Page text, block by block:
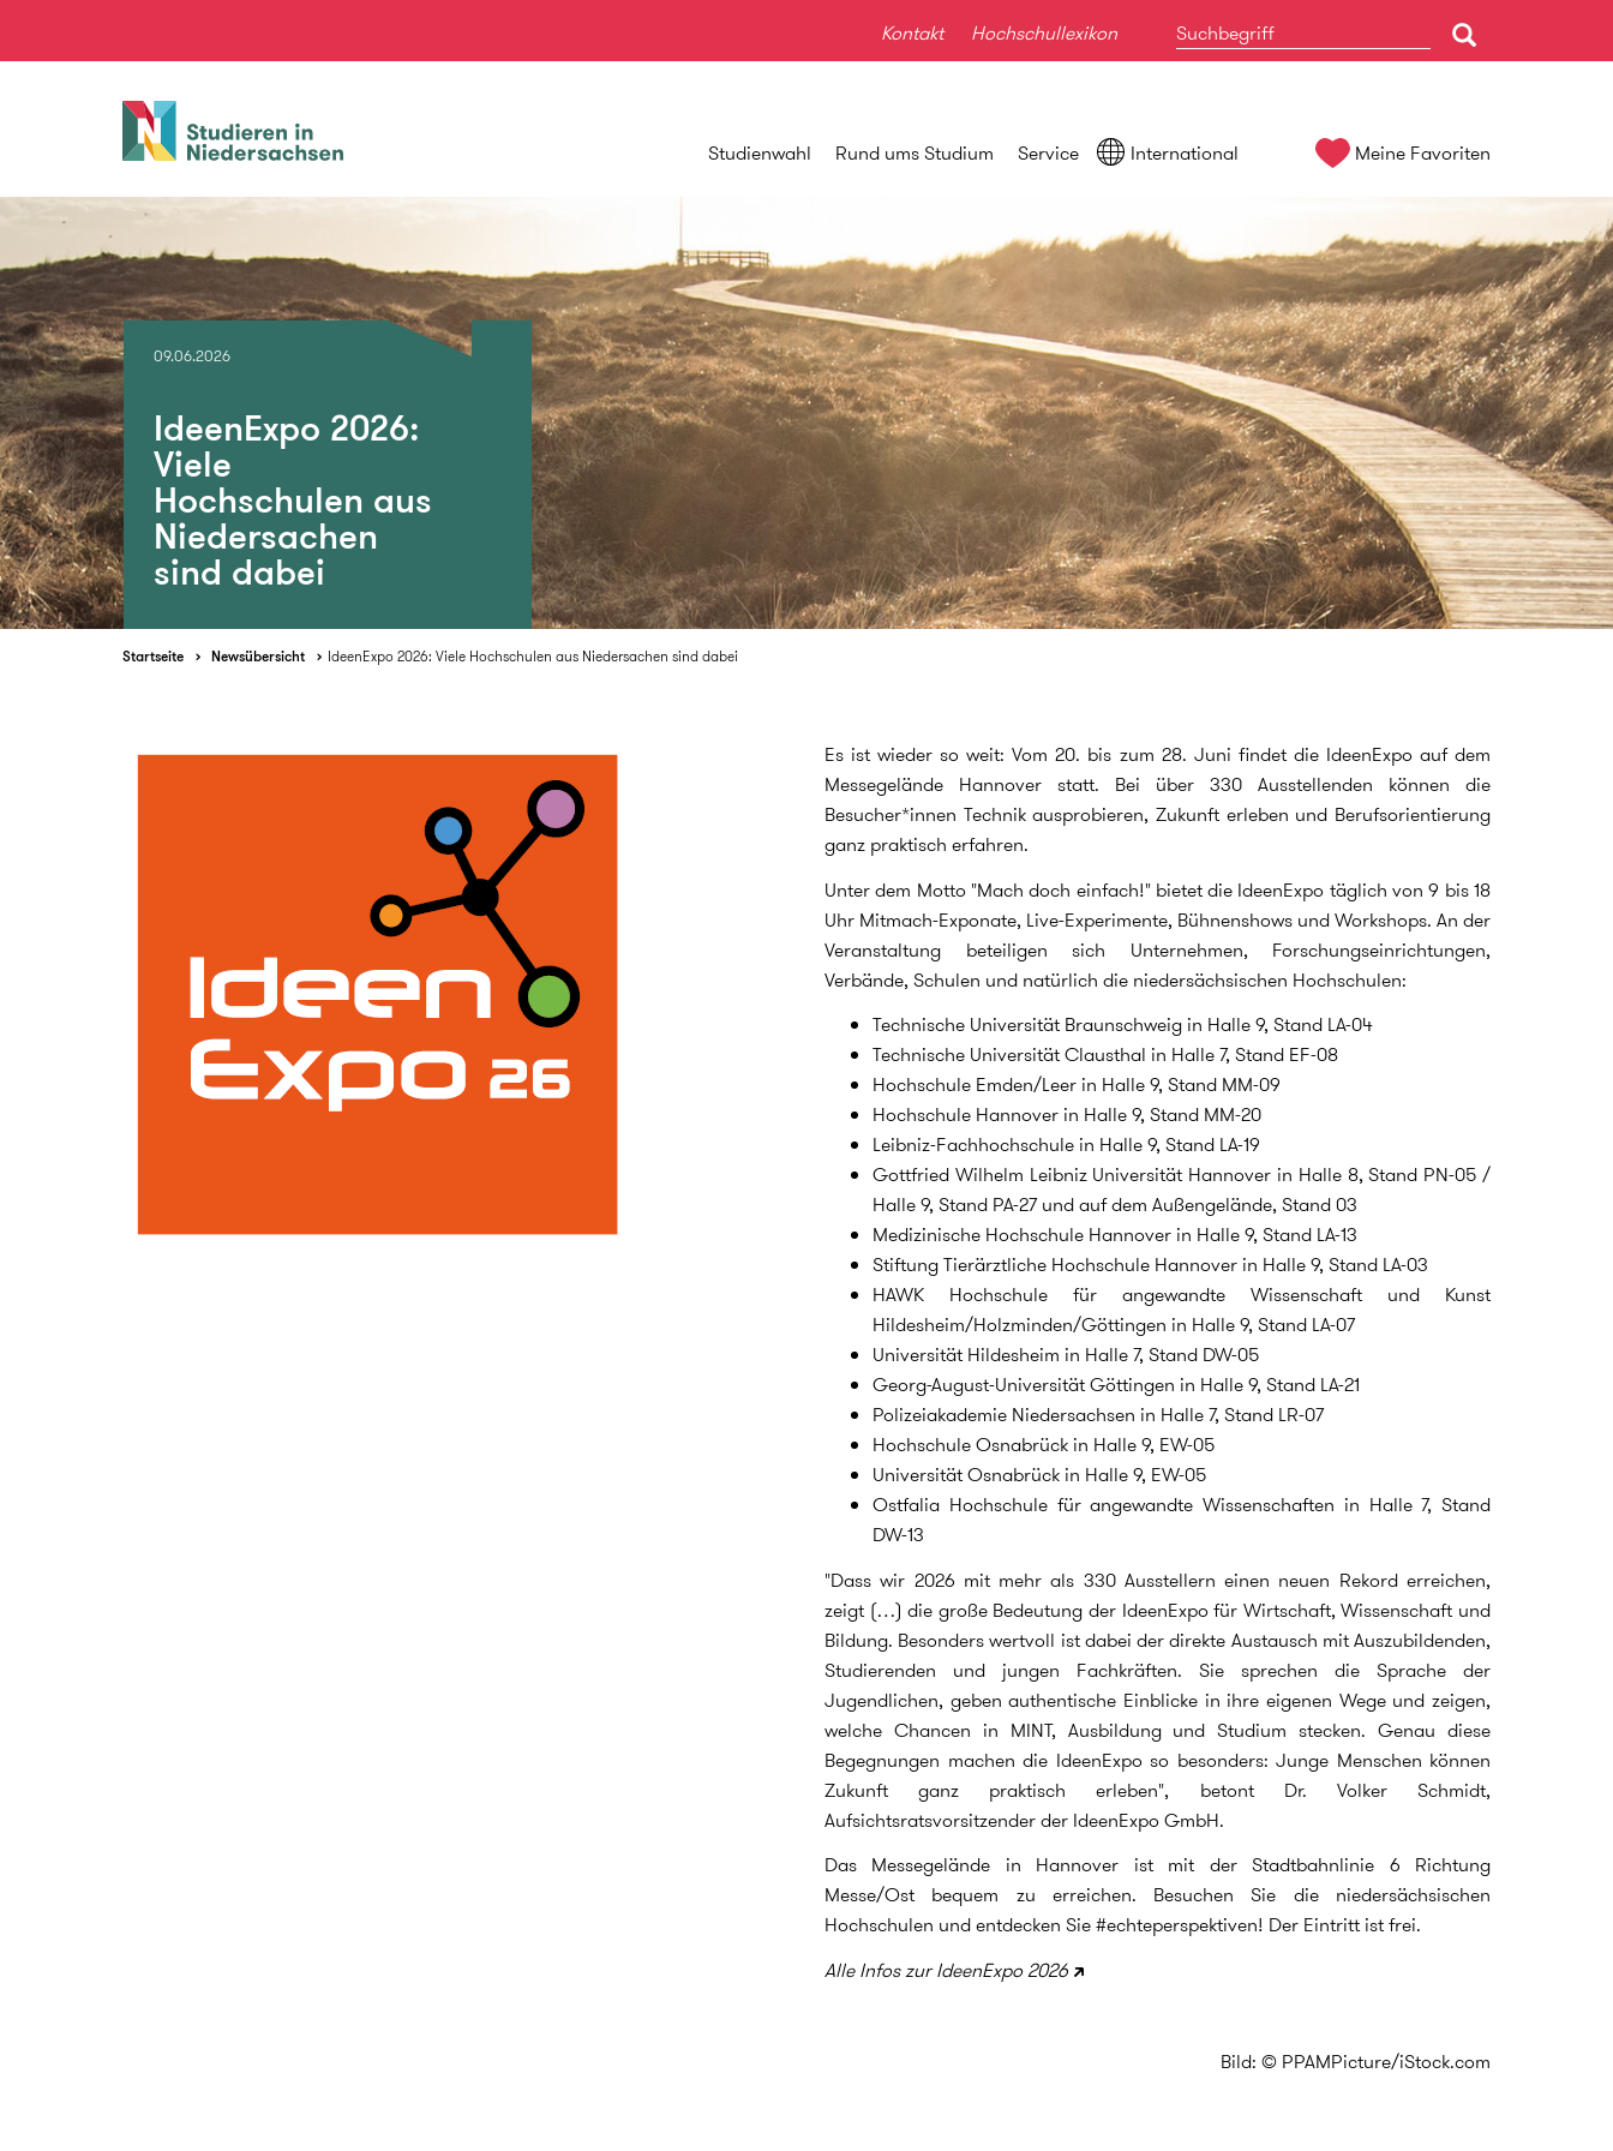
Kontakt Hochschullexikon
Studieren
in
Studienwahl Rund ums Studium Service International Meine Favoriten
09.06.2026
IdeenExpo 2026:
Viele
Hochschulen aus
Niedersachen
sind dabei
Startseite Newsübersicht IdeenExpo 2026: Viele Hochschulen aus Niedersachen sind dabei
Es ist wieder so weit: Vom 20. bis zum 28. Juni findet die IdeenExpo auf dem
Messegelände Hannover statt. Bei über 330 Ausstellenden können die
Besucher*innen Technik ausprobieren, Zukunft erleben und Berufsorientierung
ganz praktisch erfahren.
Unter dem Motto "Mach doch einfach!" bietet die IdeenExpo täglich von 9 bis 18
Uhr Mitmach-Exponate, Live-Experimente, Bühnenshows und Workshops. An der
Veranstaltung beteiligen sich Unternehmen, Forschungseinrichtungen,
Verbände, Schulen und natürlich die niedersächsischen Hochschulen:
Technische Universität Braunschweig in Halle 9, Stand LA-04
Technische Universität Clausthal in Halle 7, Stand EF-08
Hochschule Emden/Leer in Halle 9, Stand MM-09
Hochschule Hannover in Halle 9, Stand MM-20
Leibniz-Fachhochschule in Halle 9, Stand LA-19
Gottfried Wilhelm Leibniz Universität Hannover in Halle 8, Stand PN-05 /
Halle 9, Stand PA-27 und auf dem Außengelände, Stand 03
Medizinische Hochschule Hannover in Halle 9, Stand LA-13
Stiftung Tierärztliche Hochschule Hannover in Halle 9, Stand LA-03
HAWK Hochschule für angewandte Wissenschaft und Kunst
Hildesheim/Holzminden/Göttingen in Halle 9, Stand LA-07
Universität Hildesheim in Halle 7, Stand DW-05
Georg-August-Universität Göttingen in Halle 9, Stand LA-21
Polizeiakademie Niedersachsen in Halle 7, Stand LR-07
Hochschule Osnabrück in Halle 9, EW-05
Universität Osnabrück in Halle 9, EW-05
Ostfalia Hochschule für angewandte Wissenschaften in Halle 7, Stand
DW-13
"Dass wir 2026 mit mehr als 330 Ausstellern einen neuen Rekord erreichen,
zeigt (…) die große Bedeutung der IdeenExpo für Wirtschaft, Wissenschaft und
Bildung. Besonders wertvoll ist dabei der direkte Austausch mit Auszubildenden,
Studierenden und jungen Fachkräften. Sie sprechen die Sprache der
Jugendlichen, geben authentische Einblicke in ihre eigenen Wege und zeigen,
welche Chancen in MINT, Ausbildung und Studium stecken. Genau diese
Begegnungen machen die IdeenExpo so besonders: Junge Menschen können
Zukunft ganz praktisch erleben", betont Dr. Volker Schmidt,
Aufsichtsratsvorsitzender der IdeenExpo GmbH.
Das Messegelände in Hannover ist mit der Stadtbahnlinie 6 Richtung
Messe/Ost bequem zu erreichen. Besuchen Sie die niedersächsischen
Hochschulen und entdecken Sie #echteperspektiven! Der Eintritt ist frei.
Alle Infos zur IdeenExpo 2026
Bild: © PPAMPicture/iStock.com